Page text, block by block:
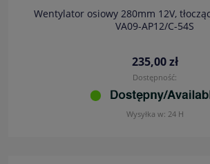
Wentylator osiowy 280mm 12V,
VA09-AP12/C-54S
235,00 zł
Dostępność:
Wysyłka w: 24 H